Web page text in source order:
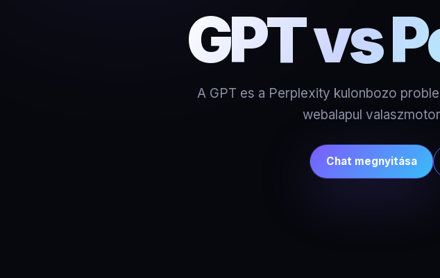
GPT vs
A GPT es a Perplexity kulonbozo
webalapul
Chat megnyitása